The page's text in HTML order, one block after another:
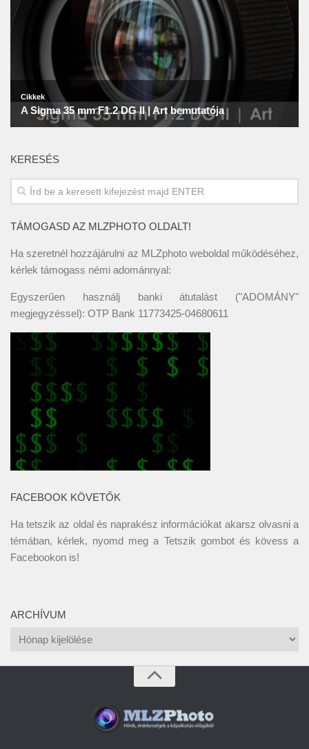
KERESÉS
TÁMOGASD AZ MLZPHOTO OLDALT!
Ha szeretnél hozzájárulni az MLZphoto weboldal működéséhez,
kérlek támogass némi adománnyal:
Egyszerűen használj banki átutalást ("ADOMÁNY"
megjegyzéssel): OTP Bank 11773425-04680611
FACEBOOK KÖVETŐK
Ha tetszik az oldal és naprakész információkat akarsz olvasni a
témában, kérlek, nyomd meg a Tetszik gombot és kövess a
Facebookon is!
ARCHÍVUM
Archívum